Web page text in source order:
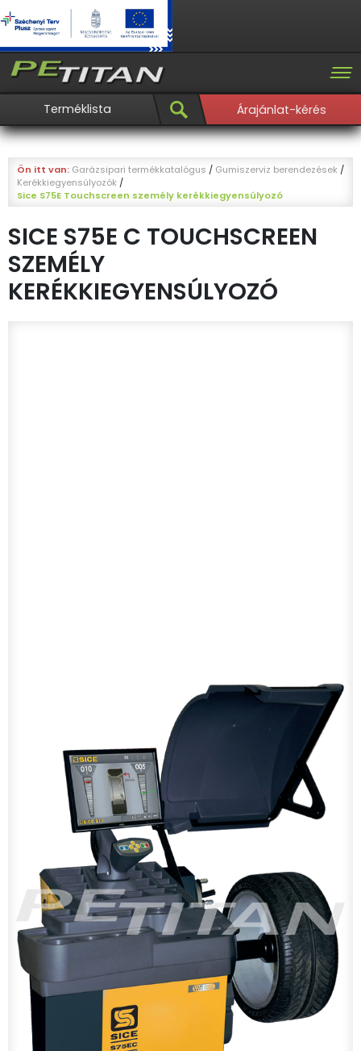
Terméklista Árajánlat-kérés
Ön itt van: Garázsipari termékkatalógus / Gumiszerviz berendezések /
Kerékkiegyensúlyozók /
Sice S75E Touchscreen személy kerékkiegyensúlyozó
SICE S75E C TOUCHSCREEN
SZEMÉLY
KERÉKKIEGYENSÚLYOZÓ